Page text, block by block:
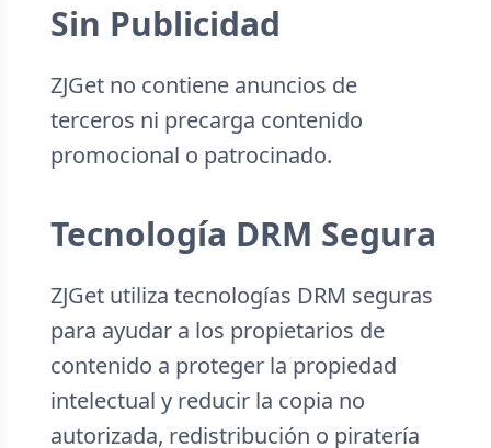
Sin Publicidad
ZJGet no contiene anuncios de
terceros ni precarga contenido
promocional o patrocinado.
Tecnología DRM Segura
ZJGet utiliza tecnologías DRM seguras
para ayudar a los propietarios de
contenido a proteger la propiedad
intelectual y reducir la copia no
autorizada, redistribución o piratería